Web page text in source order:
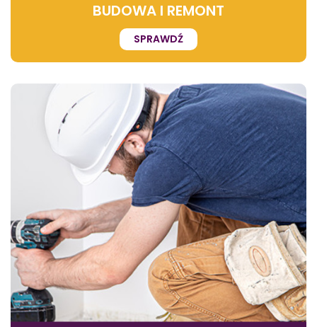
BUDOWA I REMONT
SPRAWDŹ